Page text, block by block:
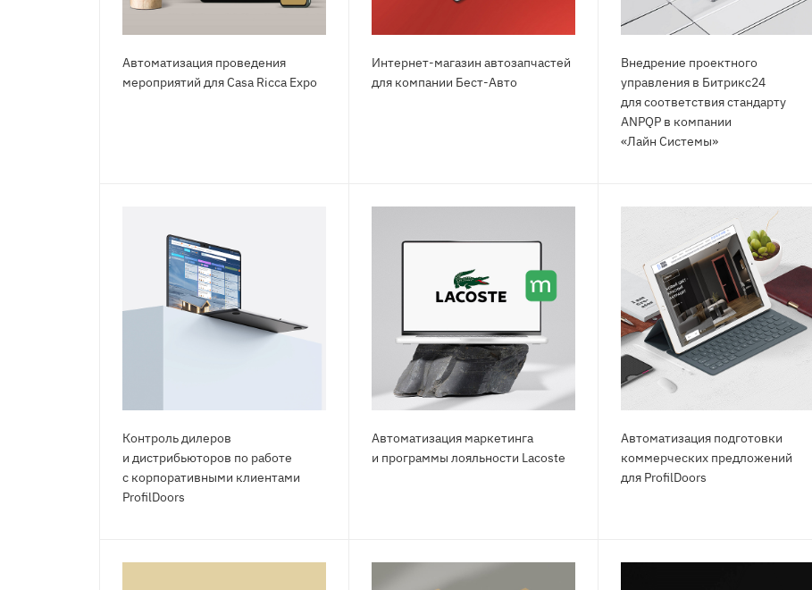
Автоматизация проведения
мероприятий для Саsа Riсса Ехро
Интернет-магазин автозапчастей
для компании Бест-Авто
Внедрение проектного
управления в Битрикс24
для соответствия стандарту
ANPQP в компании
«Лайн Системы»
Контроль дилеров
и дистрибьюторов по работе
с корпоративными клиентами
РrоfilDооrs
Автоматизация маркетинга
и программы лояльности Lасоstе
Автоматизация подготовки
коммерческих предложений
для РrоfilDооrs